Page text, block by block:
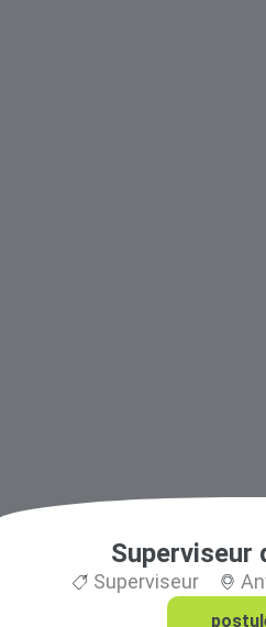
Superviseur
Superviseur